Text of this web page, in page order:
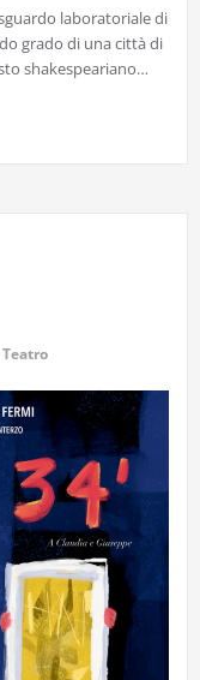
laboratoriale di
grado di una città di
shakespeariano…
Teatro